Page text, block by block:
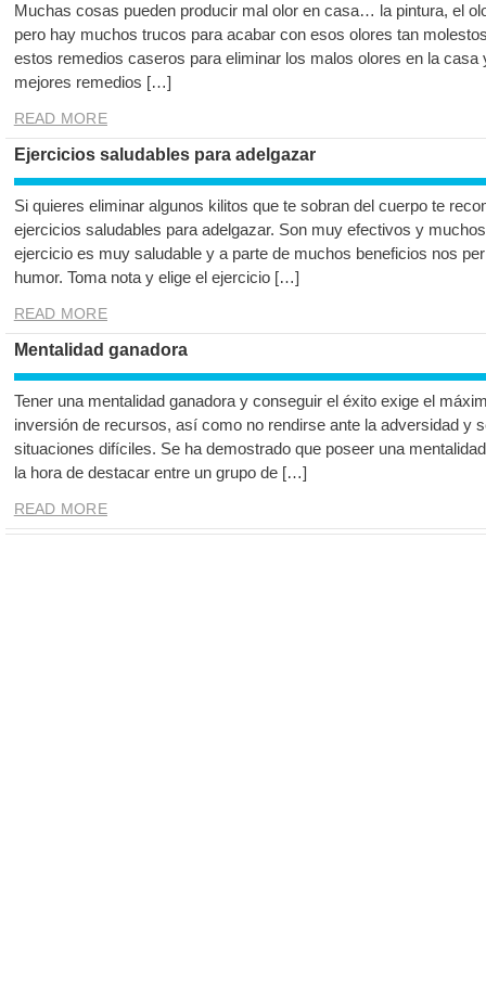
Muchas cosas pueden producir mal olor en casa… la pintura, el
pero hay muchos trucos para acabar con esos olores tan
estos remedios caseros para eliminar los malos olores en la casa
mejores remedios […]
READ MORE
Ejercicios saludables para adelgazar
Si quieres eliminar algunos kilitos que te sobran del cuerpo te
ejercicios saludables para adelgazar. Son muy efectivos y
ejercicio es muy saludable y a parte de muchos beneficios nos
humor. Toma nota y elige el ejercicio […]
READ MORE
Mentalidad ganadora
Tener una mentalidad ganadora y conseguir el éxito exige el
inversión de recursos, así como no rendirse ante la adversidad y
situaciones difíciles. Se ha demostrado que poseer una
la hora de destacar entre un grupo de […]
READ MORE